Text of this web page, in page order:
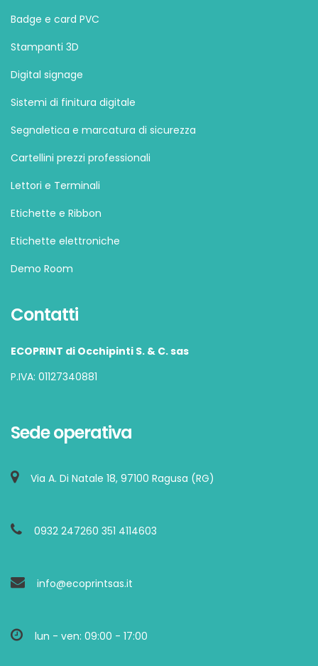
Badge e card PVC
Stampanti 3D
Digital signage
Sistemi di finitura digitale
Segnaletica e marcatura di sicurezza
Cartellini prezzi professionali
Lettori e Terminali
Etichette e Ribbon
Etichette elettroniche
Demo Room
Contatti
ECOPRINT di Occhipinti S. & C. sas
P.IVA: 01127340881
Sede operativa
Via A. Di Natale 18, 97100 Ragusa (RG)
0932 247260 351 4114603
info@ecoprintsas.it
lun - ven: 09:00 - 17:00